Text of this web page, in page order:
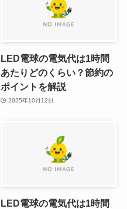
LED電球の電気代は1時間
あたりどのくらい？節約の
ポイントを解説
2025年10月12日
LED電球の電気代は1時間